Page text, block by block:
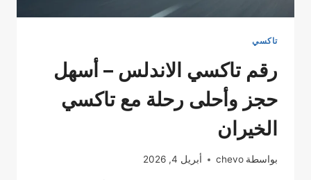
تاكسي
رقم تاكسي الاندلس – أسهل
حجز وأحلى رحلة مع تاكسي
الخيران
بواسطة chevo أبريل 4, 2026